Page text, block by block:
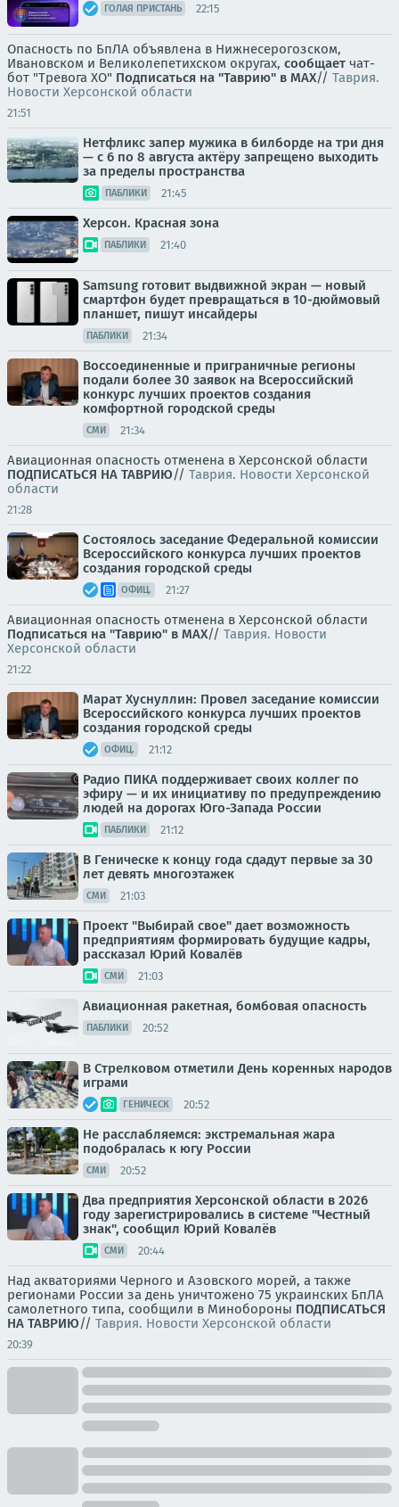
ГОЛАЯ ПРИСТАНЬ 22:15
Опасность по БпЛА объявлена в Нижнесерогозском,
Ивановском и Великолепетихском округах, сообщает чат-
бот "Тревога ХО" Подписаться на "Таврию" в MAX// Таврия.
Новости Херсонской области
21:51
Нетфликс запер мужика в билборде на три дня
— с 6 по 8 августа актёру запрещено выходить
за пределы пространства
ПАБЛИКИ 21:45
Херсон. Красная зона
ПАБЛИКИ 21:40
Samsung готовит выдвижной экран — новый
смартфон будет превращаться в 10-дюймовый
планшет, пишут инсайдеры
ПАБЛИКИ 21:34
Воссоединенные и приграничные регионы
подали более 30 заявок на Всероссийский
конкурс лучших проектов создания
комфортной городской среды
СМИ 21:34
Авиационная опасность отменена в Херсонской области
ПОДПИСАТЬСЯ НА ТАВРИЮ// Таврия. Новости Херсонской
области
21:28
Состоялось заседание Федеральной комиссии
Всероссийского конкурса лучших проектов
создания городской среды
ОФИЦ. 21:27
Авиационная опасность отменена в Херсонской области
Подписаться на "Таврию" в MAX// Таврия. Новости
Херсонской области
21:22
Марат Хуснуллин: Провел заседание комиссии
Всероссийского конкурса лучших проектов
создания городской среды
ОФИЦ. 21:12
Радио ПИКА поддерживает своих коллег по
эфиру — и их инициативу по предупреждению
людей на дорогах Юго-Запада России
ПАБЛИКИ 21:12
В Геническе к концу года сдадут первые за 30
лет девять многоэтажек
СМИ 21:03
Проект "Выбирай свое" дает возможность
предприятиям формировать будущие кадры,
рассказал Юрий Ковалёв
СМИ 21:03
Авиационная ракетная, бомбовая опасность
ПАБЛИКИ 20:52
В Стрелковом отметили День коренных народов
играми
ГЕНИЧЕСК 20:52
Не расслабляемся: экстремальная жара
подобралась к югу России
СМИ 20:52
Два предприятия Херсонской области в 2026
году зарегистрировались в системе "Честный
знак", сообщил Юрий Ковалёв
СМИ 20:44
Над акваториями Черного и Азовского морей, а также
регионами России за день уничтожено 75 украинских БпЛА
самолетного типа, сообщили в Минобороны ПОДПИСАТЬСЯ
НА ТАВРИЮ// Таврия. Новости Херсонской области
20:39